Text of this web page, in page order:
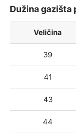
Dužina gazišta
Veličina
39
41
43
44